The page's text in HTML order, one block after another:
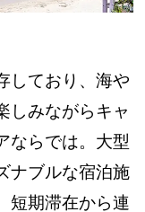
しており、海や
しみながらキャ
ならでは。大型
ナブルな宿泊施
短期滞在から連